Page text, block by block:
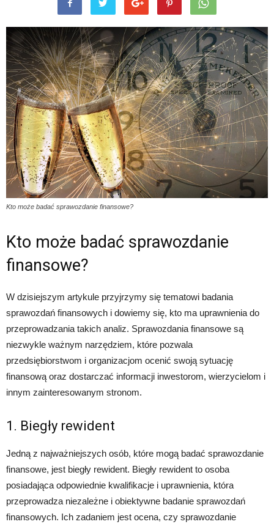
Kto może badać sprawozdanie finansowe?
Kto może badać sprawozdanie
finansowe?
W dzisiejszym artykule przyjrzymy się tematowi badania
sprawozdań finansowych i dowiemy się, kto ma uprawnienia do
przeprowadzania takich analiz. Sprawozdania finansowe są
niezwykle ważnym narzędziem, które pozwala
przedsiębiorstwom i organizacjom ocenić swoją sytuację
finansową oraz dostarczać informacji inwestorom, wierzycielom i
innym zainteresowanym stronom.
1. Biegły rewident
Jedną z najważniejszych osób, które mogą badać sprawozdanie
finansowe, jest biegły rewident. Biegły rewident to osoba
posiadająca odpowiednie kwalifikacje i uprawnienia, która
przeprowadza niezależne i obiektywne badanie sprawozdań
finansowych. Ich zadaniem jest ocena, czy sprawozdanie